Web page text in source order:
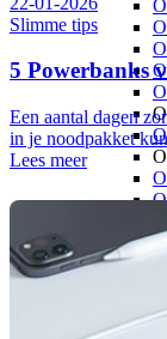
Xiaomi
Slimme tips
5 Powerbanks
Een aantal dagen
in je noodpakket
Lees meer